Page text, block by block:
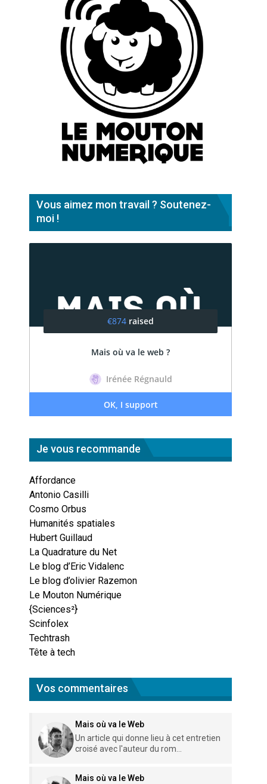
Vous aimez mon travail ? Soutenez-
moi !
Je vous recommande
Affordance
Antonio Casilli
Cosmo Orbus
Humanités spatiales
Hubert Guillaud
La Quadrature du Net
Le blog d’Eric Vidalenc
Le blog d’olivier Razemon
Le Mouton Numérique
{Sciences²}
Scinfolex
Techtrash
Tête à tech
Vos commentaires
Mais où va le Web
Un article qui donne lieu à cet entretien
croisé avec l'auteur du rom...
Mais où va le Web